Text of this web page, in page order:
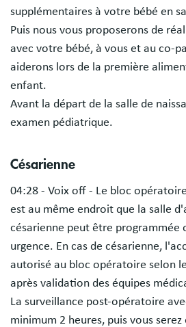
supplémentaires à votre bébé en
Puis nous vous proposerons de
avec votre bébé, à vous et au co-
aiderons lors de la première
enfant.
Avant la départ de la salle de
examen pédiatrique.
Césarienne
04:28 - Voix off - Le bloc
est au même endroit que la salle
césarienne peut être programmée
urgence. En cas de césarienne,
autorisé au bloc opératoire selon
après validation des équipes
La surveillance post-opératoire
minimum 2 heures, puis vous